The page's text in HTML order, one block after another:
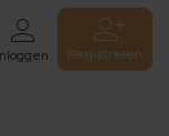
Registreren